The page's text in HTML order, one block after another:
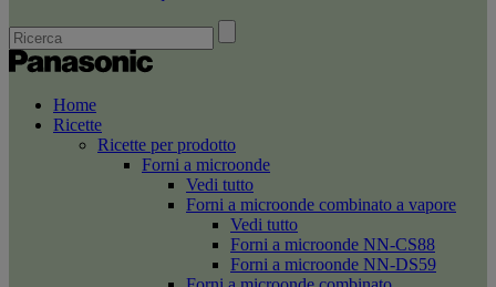
Home
Ricette
Ricette per prodotto
Forni a microonde
Vedi tutto
Forni a microonde combinato a vapore
Vedi tutto
Forni a microonde NN-CS88
Forni a microonde NN-DS59